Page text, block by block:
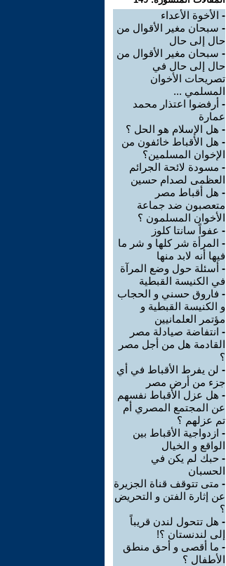
- الأخوة الأعداء
- سبحان مغير الأقوال من
حال إلى حال
- سبحان مغير الأقوال من
حال إلى حال في
تصريحات الأخوان
المسلمي ...
- أرفضوا اعتذار محمد
عمارة
- هل الإسلام هو الحل ؟
- هل الأقباط خائفون من
الإخوان المسلمين؟
- مسودة لائحة الجرائم
العظمى لصدام حسين
- هل أقباط مصر
متعصبون ضد جماعة
الأخوان المسلمون ؟
- عفواً سانتا كلوز
- المرأة شر كلها و شر ما
فيها أنه لابد منها
- أسئلة حول وضع المرآة
في الكنيسة القبطية
- فاروق حسني و الحجاب
و الكنيسة القبطية و
مؤتمر العلمانيين
- انتفاضة صيادلة مصر
القادمة هل من أجل مصر
؟
- لن يفرط الأقباط في أي
جزء من أرض مصر
- هل عزل الأقباط نفسهم
عن المجتمع المصري أم
تم عزلهم ؟
- ازدواجية الأقباط بين
الواقع و الخيال
- حبك لم يكن في
الحسبان
- متى تتوقف قناة الجزيرة
عن إثارة الفتن و التحريض
؟
- هل تتحول لندن قريباً
إلى لندنستان ؟!
- ما أقصى و أحق منطق
الأطفال ؟